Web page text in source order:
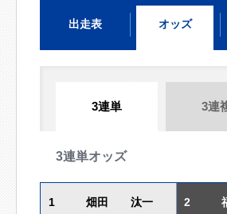
出走表 オッズ
3連単 3連
3連単オッズ
1 畑田 汰一 2